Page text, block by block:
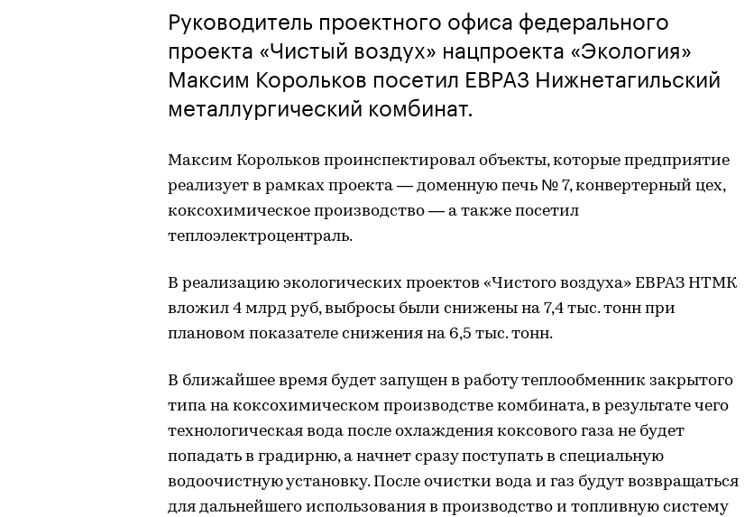
Руководитель проектного офиса федерального
проекта «Чистый воздух» нацпроекта «Экология»
Максим Корольков посетил ЕВРАЗ Нижнетагильский
металлургический комбинат.
Максим Корольков проинспектировал объекты, которые предприятие
реализует в рамках проекта — доменную печь № 7, конвертерный цех,
коксохимическое производство — а также посетил
теплоэлектроцентраль.
В реализацию экологических проектов «Чистого воздуха» ЕВРАЗ НТМК
вложил 4 млрд руб, выбросы были снижены на 7,4 тыс. тонн при
плановом показателе снижения на 6,5 тыс. тонн.
В ближайшее время будет запущен в работу теплообменник закрытого
типа на коксохимическом производстве комбината, в результате чего
технологическая вода после охлаждения коксового газа не будет
попадать в градирню, а начнет сразу поступать в специальную
водоочистную установку. После очистки вода и газ будут возвращаться
для дальнейшего использования в производство и топливную систему